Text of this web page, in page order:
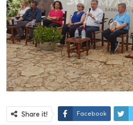
Share it! Facebook